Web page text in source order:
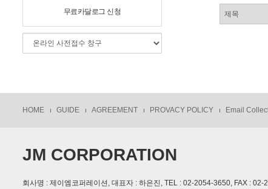
무료카달로그 신청
HOME GUIDE AGREEMENT PROVACY POLICY Email
JM CORPORATION
회사명 : 제이엠코퍼레이션, 대표자 : 하은진, TEL : 02-2054-3650, FAX :